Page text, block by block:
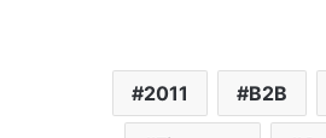
2011 B2B